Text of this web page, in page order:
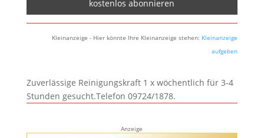
Kleinanzeige - Hier könnte Ihre Kleinanzeige stehen: Kleinanzeige
aufgeben
Zuverlässige Reinigungskraft 1 x wöchentlich für 3-4
Stunden gesucht.Telefon 09724/1878.
Anzeige